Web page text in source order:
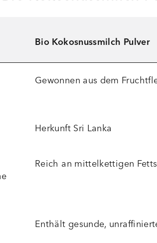
Bio Kokosnussmilch Pulver
Gewonnen aus dem
Herkunft Sri Lanka
Reich an mittelkettigen
Enthält gesunde,